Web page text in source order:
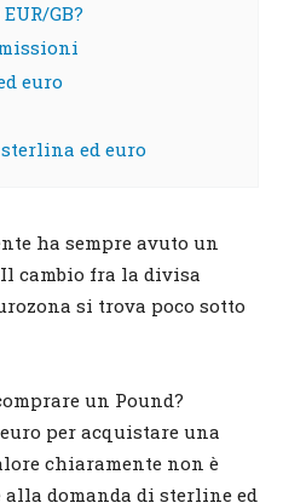
GB?
euro
ed euro
ha sempre avuto un
cambio fra la divisa
si trova poco sotto
un Pound?
per acquistare una
chiaramente non è
alla domanda di sterline ed